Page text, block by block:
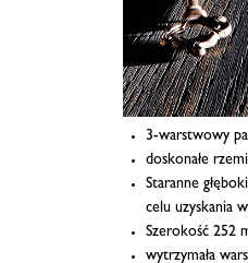
3-warstwowy
doskonałe
Staranne
celu uzyskania
Szerokość 252
wytrzymała